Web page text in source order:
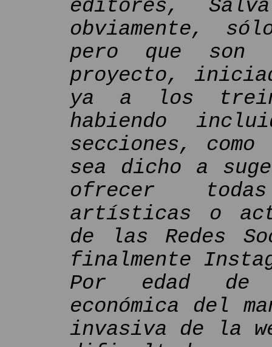
editores,
obviamente,
pero que son
proyecto,
ya a los
habiendo
secciones,
sea dicho a
ofrecer
artísticas o
de las Redes
finalmente
Por edad de
económica del
invasiva de la